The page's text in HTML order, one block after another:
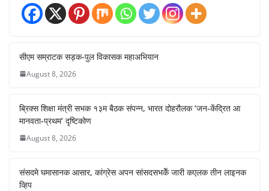
सीएम सम्राटक सड़क-पुल विकासक महाअभियान
August 8, 2026
ब्रिक्स शिक्षा मंत्री सभक १३म बैठक संपन्न, भारत दोहरौलक ‘जन-केंद्रित आ
मानवता-प्रथम’ दृष्टिकोण
August 8, 2026
संसदमे घमासानक आसार, कांग्रेस अपन सांसदसभकेँ जारी कएलक तीन लाइनक
व्हिप